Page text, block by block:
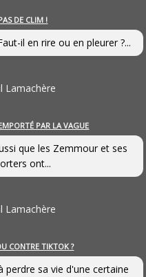
DE CLIM !
il en rire ou en pleurer ?...
Lamachère
PAR LA VAGUE
que les Zemmour et ses
ont...
Lamachère
CONTRE TIKTOK ?
perdre sa vie d'une certaine